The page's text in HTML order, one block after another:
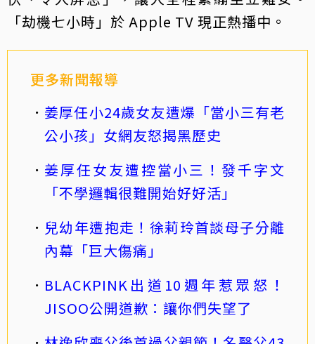
「劫機七小時」於 Apple TV 現正熱播中。
更多新聞報導
姜厚任小24歲女友遭爆「當小三有老
公小孩」女網友怒揭黑歷史
姜厚任女友遭控當小三！發千字文
「不學邏輯很難開始好好活」
兒幼年遭抱走！徐莉玲首談母子分離
內幕「巨大傷痛」
BLACKPINK出道10週年惹眾怒！
JISOO公開道歉：讓你們失望了